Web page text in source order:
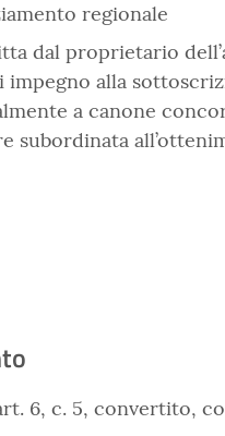
regionale
dal proprietario
impegno alla
a canone
subordinata
6, c. 5, convertito,